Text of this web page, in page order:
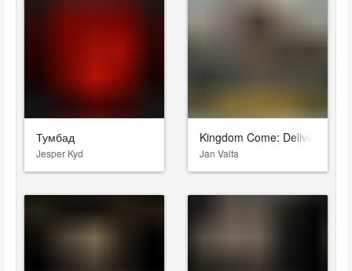
Тумбад
Jesper Kyd
Kingdom Come: Deliverance II
Jan Valta